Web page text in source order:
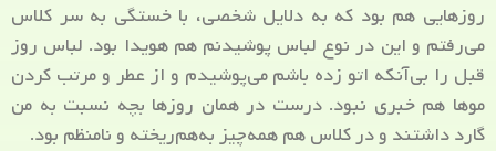
روزهایی هم بود که به دلایل شخصی، با خستگی به سر کلاس
می‌رفتم و این در نوع لباس پوشیدنم هم هویدا بود. لباس روز
قبل را بی‌آنکه اتو زده باشم می‌پوشیدم و از عطر و مرتب کردن
موها هم خبری نبود. درست در همان روزها بچه نسبت به من
گارد داشتند و در کلاس هم همه‌چیز به‌هم‌ریخته و نامنظم بود.